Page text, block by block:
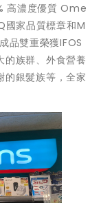
高濃度優質 Ome
家品質標章和M
品雙重榮獲IFOS
的族群、外食營養
的銀髮族等，全家